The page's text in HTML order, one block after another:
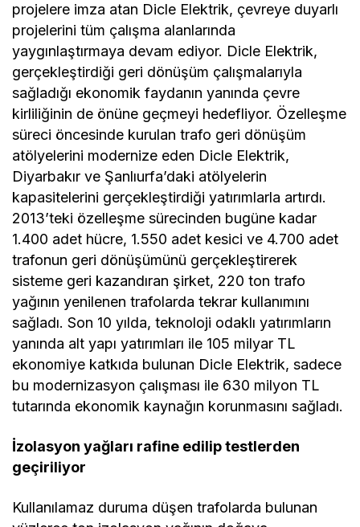
projelere imza atan Dicle Elektrik, çevreye duyarlı
projelerini tüm çalışma alanlarında
yaygınlaştırmaya devam ediyor. Dicle Elektrik,
gerçekleştirdiği geri dönüşüm çalışmalarıyla
sağladığı ekonomik faydanın yanında çevre
kirliliğinin de önüne geçmeyi hedefliyor. Özelleşme
süreci öncesinde kurulan trafo geri dönüşüm
atölyelerini modernize eden Dicle Elektrik,
Diyarbakır ve Şanlıurfa’daki atölyelerin
kapasitelerini gerçekleştirdiği yatırımlarla artırdı.
2013’teki özelleşme sürecinden bugüne kadar
1.400 adet hücre, 1.550 adet kesici ve 4.700 adet
trafonun geri dönüşümünü gerçekleştirerek
sisteme geri kazandıran şirket, 220 ton trafo
yağının yenilenen trafolarda tekrar kullanımını
sağladı. Son 10 yılda, teknoloji odaklı yatırımların
yanında alt yapı yatırımları ile 105 milyar TL
ekonomiye katkıda bulunan Dicle Elektrik, sadece
bu modernizasyon çalışması ile 630 milyon TL
tutarında ekonomik kaynağın korunmasını sağladı.
İzolasyon yağları rafine edilip testlerden
geçiriliyor
Kullanılamaz duruma düşen trafolarda bulunan